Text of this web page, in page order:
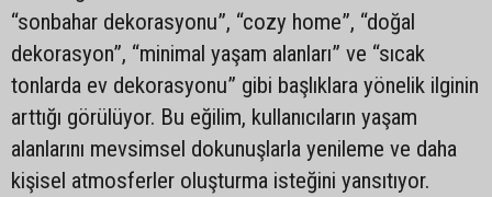
“sonbahar dekorasyonu”, “cozy home”, “doğal
dekorasyon”, “minimal yaşam alanları” ve “sıcak
tonlarda ev dekorasyonu” gibi başlıklara yönelik ilginin
arttığı görülüyor. Bu eğilim, kullanıcıların yaşam
alanlarını mevsimsel dokunuşlarla yenileme ve daha
kişisel atmosferler oluşturma isteğini yansıtıyor.